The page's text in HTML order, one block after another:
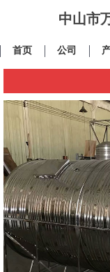
中山市
首页 公司